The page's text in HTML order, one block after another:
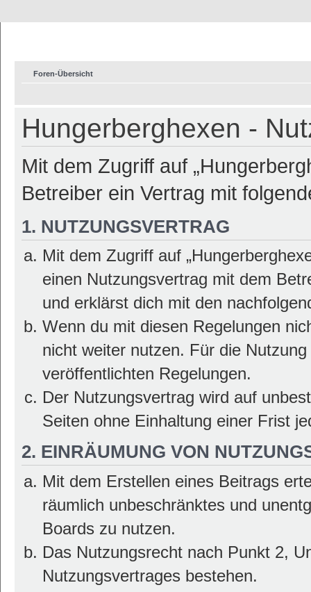
Foren-Übersicht
Hungerberghexen -
Mit dem Zugriff auf
Betreiber ein Vertrag mit
1. NUTZUNGSVERTRAG
Mit dem Zugriff auf
einen Nutzungsvertrag mit dem
und erklärst dich mit den
Wenn du mit diesen Regelungen
nicht weiter nutzen. Für die
veröffentlichten Regelungen.
Der Nutzungsvertrag wird auf
Seiten ohne Einhaltung einer Frist
2. EINRÄUMUNG VON
Mit dem Erstellen eines Beitrags
räumlich unbeschränktes und
Boards zu nutzen.
Das Nutzungsrecht nach Punkt 2,
Nutzungsvertrages bestehen.